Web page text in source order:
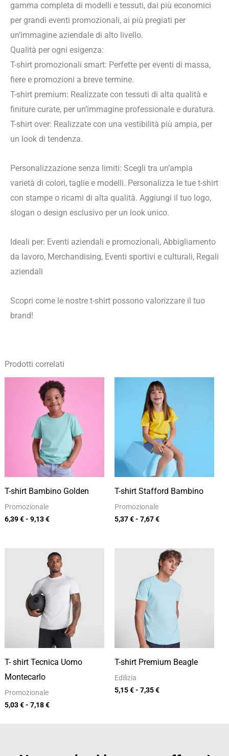
gamma completa di modelli e tessuti, dai più economici
per grandi eventi promozionali, ai più pregiati per
un’immagine aziendale di alto livello.
Qualità per ogni esigenza:
T-shirt promozionali smart: Perfette per eventi di massa,
fiere e promozioni a breve termine.
T-shirt premium: Realizzate con tessuti di alta qualità e
finiture curate, per un’immagine professionale e duratura.
T-shirt over: Realizzate con una vestibilità più ampia, per
un look di tendenza.
Personalizzazione senza limiti: Scegli tra un’ampia
varietà di colori, taglie e modelli. Personalizza le tue t-shirt
con stampe o ricami di alta qualità. Aggiungi il tuo logo,
slogan o design esclusivo per un look unico.
Ideali per: Eventi aziendali e promozionali, Abbigliamento
da lavoro, Merchandising, Eventi sportivi e culturali, Regali
aziendali
Scopri come le nostre t-shirt possono valorizzare il tuo
brand!
Prodotti correlati
T-shirt Bambino Golden
Promozionale
6,39€- 9,13€
Fascia
di
prezzo:
da
6,39 €
T-shirt Stafford Bambino
Promozionale
5,37€- 7,67€
Fascia
di
prezzo:
da
5,37 €
a
7,67 €
T- shirt Tecnica Uomo
Montecarlo
Promozionale
5,03€- 7,18€
Fascia
di
prezzo:
da
T-shirt Premium Beagle
Edilizia
5,15€- 7,35€
Fascia
di
prezzo:
da
7,35 €